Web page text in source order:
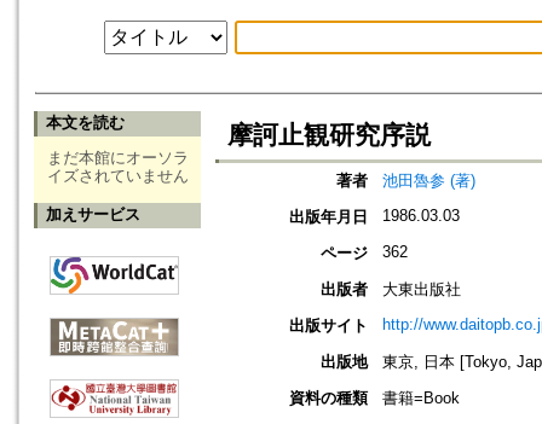
本文を読む
まだ本館にオーソラ
イズされていません
加えサービス
摩訶止観研究序説
著者
池田魯参 (著)
出版年月日
1986.03.03
ページ 362
出版者
大東出版社
出版サイト
http://
出版地
東京, 日本 [Tokyo,
資料の種類
書籍=Book